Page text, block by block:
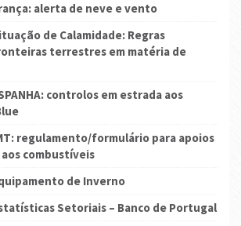
alerta de neve e vento
de Calamidade: Regras
terrestres em matéria de
controlos em estrada aos
regulamento/formulário para apoios
combustíveis
de Inverno
Setoriais – Banco de Portugal